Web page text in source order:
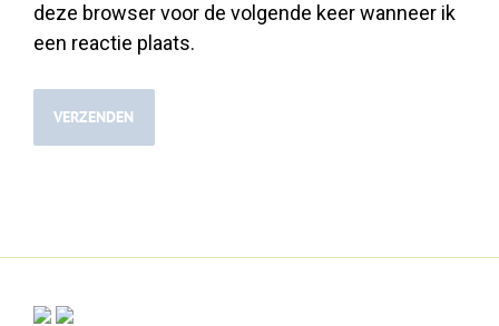
deze browser voor de volgende keer wanneer ik
een reactie plaats.